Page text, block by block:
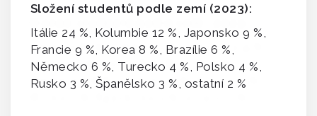
Složení studentů podle zemí (2023):
Itálie 24 %, Kolumbie 12 %, Japonsko 9 %,
Francie 9 %, Korea 8 %, Brazílie 6 %,
Německo 6 %, Turecko 4 %, Polsko 4 %,
Rusko 3 %, Španělsko 3 %, ostatní 2 %